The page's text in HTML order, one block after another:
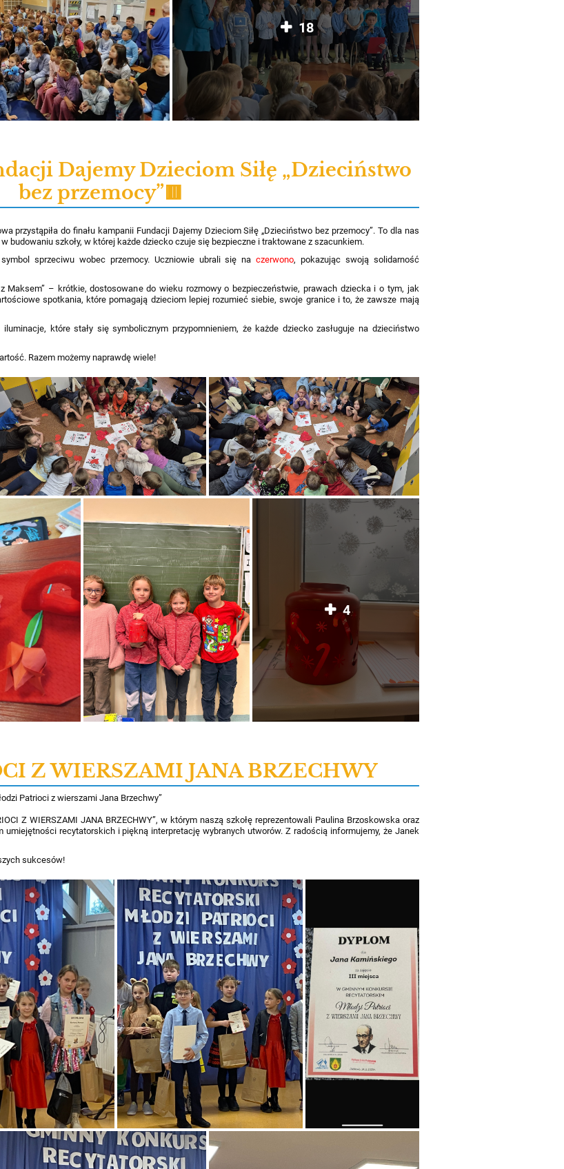
18
Dajemy Dzieciom Siłę „Dzieciństwo
bez przemocy”🟥
przystąpiła do finału kampanii Fundacji Dajemy Dzieciom Siłę „Dzieciństwo bez przemocy”. To dla nas
budowaniu szkoły, w której każde dziecko czuje się bezpieczne i traktowane z szacunkiem.
sprzeciwu wobec przemocy. Uczniowie ubrali się naczerwono, pokazując swoją solidarność
Maksem” – krótkie, dostosowane do wieku rozmowy o bezpieczeństwie, prawach dziecka i o tym, jak
spotkania, które pomagają dzieciom lepiej rozumieć siebie, swoje granice i to, że zawsze mają
iluminacje, które stały się symbolicznym przypomnieniem, że każde dziecko zasługuje na dzieciństwo
Razem możemy naprawdę wiele!
4
Z WIERSZAMI JANA BRZECHWY
Patrioci z wierszami Jana Brzechwy”
Z WIERSZAMI JANA BRZECHWY”, w którym naszą szkołę reprezentowali Paulina Brzoskowska oraz
recytatorskich i piękną interpretację wybranych utworów. Z radością informujemy, że Janek
sukcesów!